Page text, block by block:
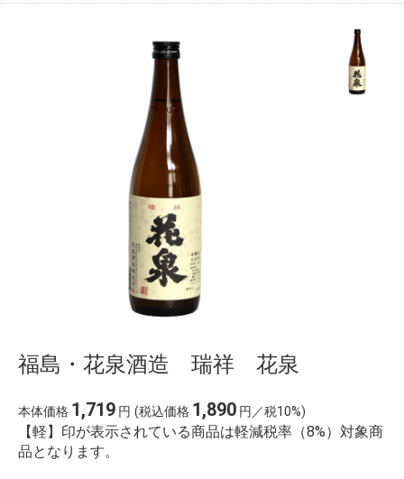
福島・花泉酒造 瑞祥 花泉
本体価格 1,719 円 (税込価格 1,890 円／税10%)
【軽】印が表示されている商品は軽減税率（8%）対象商
品となります。